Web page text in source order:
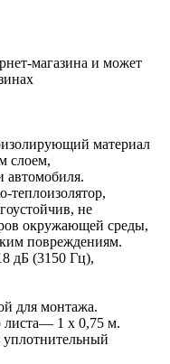
магазина и может
материал
слоем,
автомобиля.
теплоизолятор,
не
окружающей среды,
повреждениям.
дБ (3150 Гц),
для монтажа.
листа— 1 x 0,75 м.
уплотнительный